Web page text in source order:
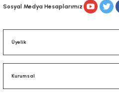
Sosyal Medya Hesaplarımız
Üyelik
Kurumsal